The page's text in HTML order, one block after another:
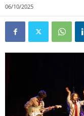
06/10/2025